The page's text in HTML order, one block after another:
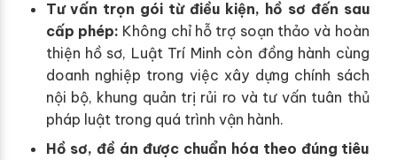
Tư vấn trọn gói từ điều kiện, hồ sơ đến sau
cấp phép: Không chỉ hỗ trợ soạn thảo và hoàn
thiện hồ sơ, Luật Trí Minh còn đồng hành cùng
doanh nghiệp trong việc xây dựng chính sách
nội bộ, khung quản trị rủi ro và tư vấn tuân thủ
pháp luật trong quá trình vận hành.
Hồ sơ, đề án được chuẩn hóa theo đúng tiêu